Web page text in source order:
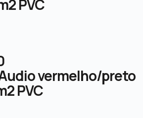
PVC
vermelho/preto
PVC